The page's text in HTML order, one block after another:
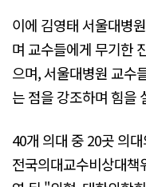
이에 김영태 서울대병
며 교수들에게 무기한
으며, 서울대병원 교수
는 점을 강조하며 힘을
40개 의대 중 20곳 의
전국의대교수비상대